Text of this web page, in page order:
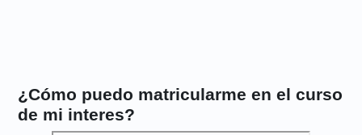
¿Cómo puedo matricularme en el curso
de mi interes?